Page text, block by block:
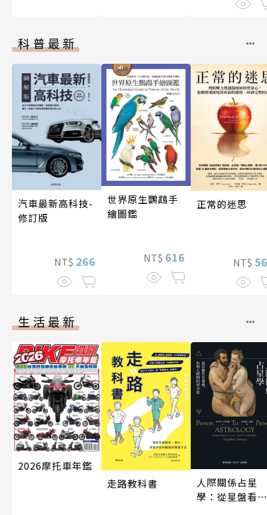
科普最新
汽車最新高科技-
修訂版
NT$ 266
世界原生鸚鵡手
繪圖鑑
NT$ 616
正常的迷思
NT$
生活最新
2026摩托車年鑑
走路教科書
人際關係占星
學：從星盤看見